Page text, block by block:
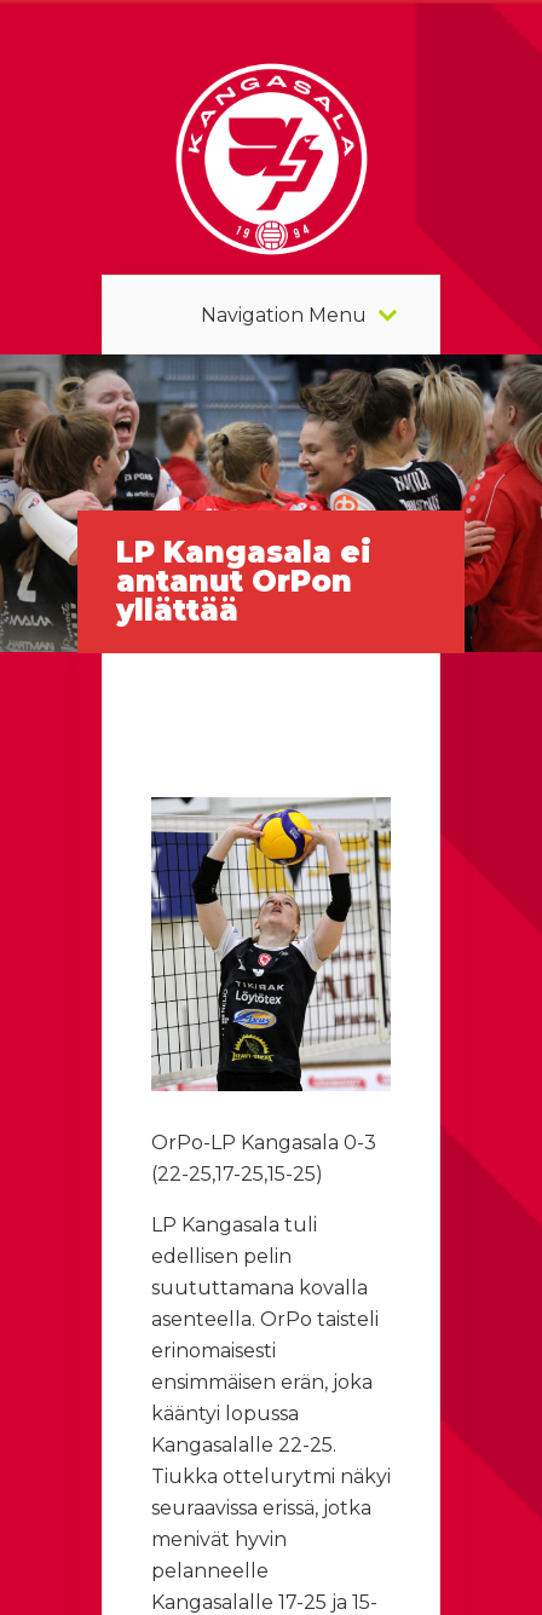
Navigation Menu
LP Kangasala ei
antanut OrPon
yllättää
OrPo-LP Kangasala 0-3
(22-25,17-25,15-25)
LP Kangasala tuli
edellisen pelin
suututtamana kovalla
asenteella. OrPo taisteli
erinomaisesti
ensimmäisen erän, joka
kääntyi lopussa
Kangasalalle 22-25.
Tiukka ottelurytmi näkyi
seuraavissa erissä, jotka
menivät hyvin
pelanneelle
Kangasalalle 17-25 ja 15-